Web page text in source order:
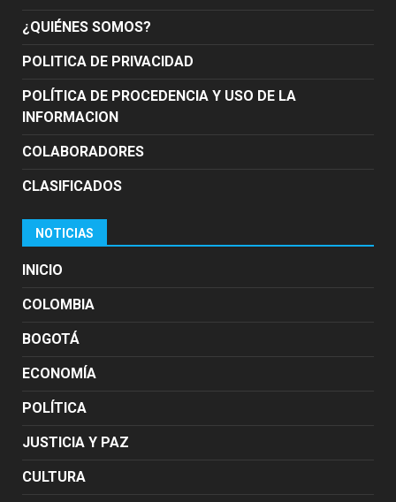
¿QUIÉNES SOMOS?
POLITICA DE PRIVACIDAD
POLÍTICA DE PROCEDENCIA Y USO DE LA
INFORMACION
COLABORADORES
CLASIFICADOS
NOTICIAS
INICIO
COLOMBIA
BOGOTÁ
ECONOMÍA
POLÍTICA
JUSTICIA Y PAZ
CULTURA